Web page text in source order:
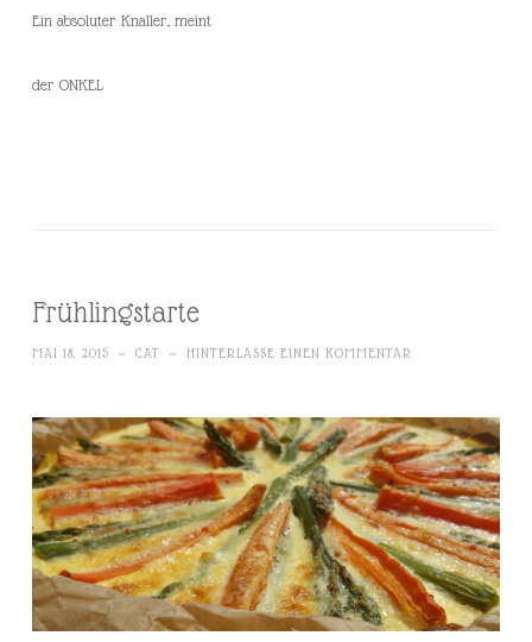
Ein absoluter Knaller, meint
der ONKEL
Frühlingstarte
MAI 18, 2015 ~ CAT ~ HINTERLASSE EINEN KOMMENTAR